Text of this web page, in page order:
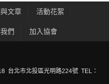
文章 活動花絮
們 加入協會
台北市北投區光明路224號 TEL：